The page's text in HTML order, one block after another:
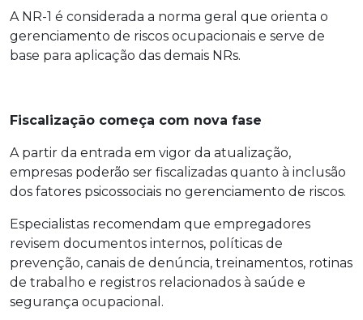
A NR-1 é considerada a norma geral que orienta o
gerenciamento de riscos ocupacionais e serve de
base para aplicação das demais NRs.
Fiscalização começa com nova fase
A partir da entrada em vigor da atualização,
empresas poderão ser fiscalizadas quanto à inclusão
dos fatores psicossociais no gerenciamento de riscos.
Especialistas recomendam que empregadores
revisem documentos internos, políticas de
prevenção, canais de denúncia, treinamentos, rotinas
de trabalho e registros relacionados à saúde e
segurança ocupacional.